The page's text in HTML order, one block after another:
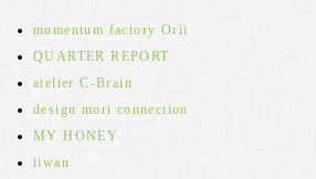
momentum factory Orii
QUARTER REPORT
atelier C-Brain
design mori connection
MY HONEY
iiwan